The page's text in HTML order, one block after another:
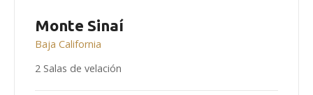
Monte Sinaí
Baja California
2 Salas de velación